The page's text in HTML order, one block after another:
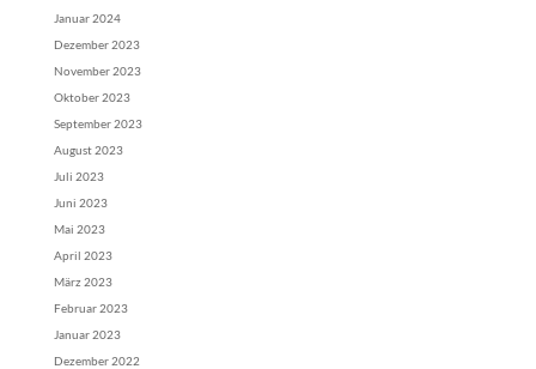
Januar 2024
Dezember 2023
November 2023
Oktober 2023
September 2023
August 2023
Juli 2023
Juni 2023
Mai 2023
April 2023
März 2023
Februar 2023
Januar 2023
Dezember 2022